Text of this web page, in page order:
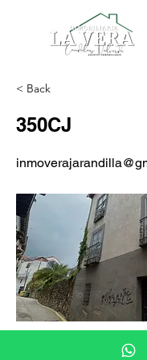
< Back
350CJ